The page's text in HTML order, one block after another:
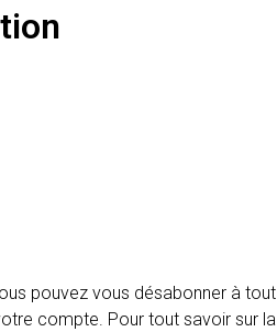
pouvez vous désabonner à tout
compte. Pour tout savoir sur la